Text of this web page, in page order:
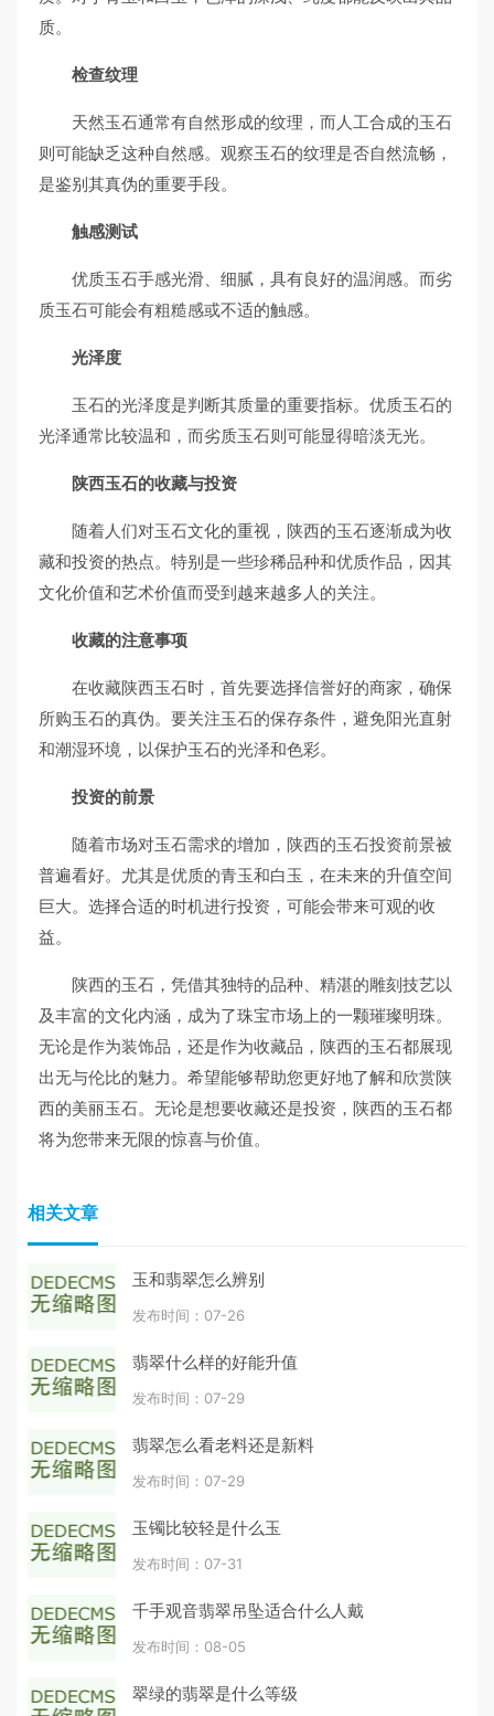
质。
检查纹理
天然玉石通常有自然形成的纹理，而人工合成的玉石
则可能缺乏这种自然感。观察玉石的纹理是否自然流畅，
是鉴别其真伪的重要手段。
触感测试
优质玉石手感光滑、细腻，具有良好的温润感。而劣
质玉石可能会有粗糙感或不适的触感。
光泽度
玉石的光泽度是判断其质量的重要指标。优质玉石的
光泽通常比较温和，而劣质玉石则可能显得暗淡无光。
陕西玉石的收藏与投资
随着人们对玉石文化的重视，陕西的玉石逐渐成为收
藏和投资的热点。特别是一些珍稀品种和优质作品，因其
文化价值和艺术价值而受到越来越多人的关注。
收藏的注意事项
在收藏陕西玉石时，首先要选择信誉好的商家，确保
所购玉石的真伪。要关注玉石的保存条件，避免阳光直射
和潮湿环境，以保护玉石的光泽和色彩。
投资的前景
随着市场对玉石需求的增加，陕西的玉石投资前景被
普遍看好。尤其是优质的青玉和白玉，在未来的升值空间
巨大。选择合适的时机进行投资，可能会带来可观的收
益。
陕西的玉石，凭借其独特的品种、精湛的雕刻技艺以
及丰富的文化内涵，成为了珠宝市场上的一颗璀璨明珠。
无论是作为装饰品，还是作为收藏品，陕西的玉石都展现
出无与伦比的魅力。希望能够帮助您更好地了解和欣赏陕
西的美丽玉石。无论是想要收藏还是投资，陕西的玉石都
将为您带来无限的惊喜与价值。
相关文章
玉和翡翠怎么辨别
发布时间：07-26
翡翠什么样的好能升值
发布时间：07-29
翡翠怎么看老料还是新料
发布时间：07-29
玉镯比较轻是什么玉
发布时间：07-31
千手观音翡翠吊坠适合什么人戴
发布时间：08-05
翠绿的翡翠是什么等级